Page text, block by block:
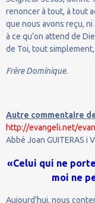
renoncer à tout, à tout
que nous avons reçu,
à ce qu’on attend de
de Toi, tout
Frère Dominique.
Autre commentaire
http://evangeli.net/
Abbé Joan GUITERAS i
«Celui qui ne
moi ne
Aujourd'hui, nous